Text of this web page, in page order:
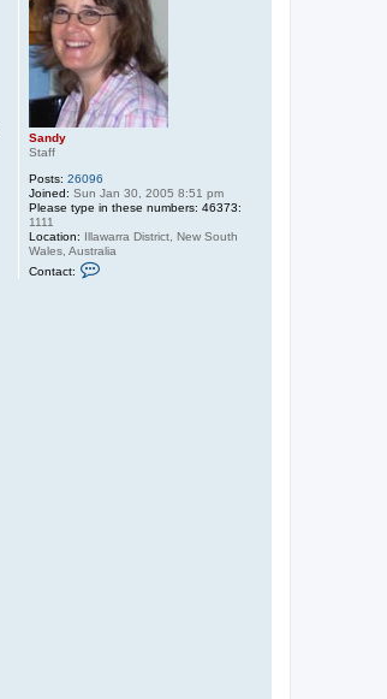
Sandy
Staff
Posts: 26096
Joined: Sun Jan 30, 2005 8:51 pm
Please type in these numbers: 46373:
1111
Location: Illawarra District, New South
Wales, Australia
Contact: